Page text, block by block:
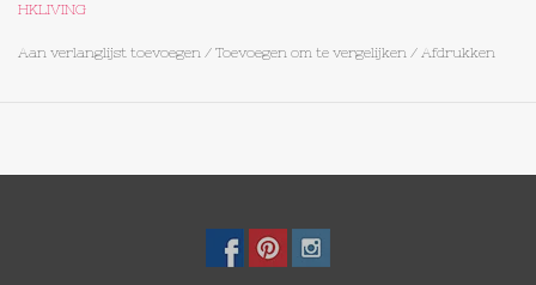
HKLIVING
Aan verlanglijst toevoegen / Toevoegen om te vergelijken / Afdrukken